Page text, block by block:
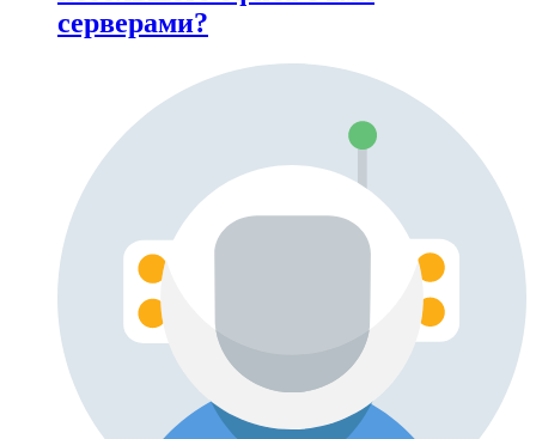
серверами?